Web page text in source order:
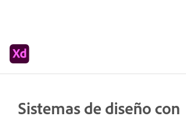
Sistemas de diseño con